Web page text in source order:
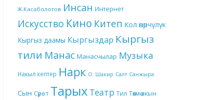
Ж.Касаболотов Инсан Интернет
Искусство Кино Китеп Кол өнөрчүлүк
Кыргыз даамы Кыргыздар Кыргыз
тили Манас Манасчылар Музыка
Накыл кептер Нарк О. Шакир Салт Санжыра
Сын Сүрөт Тарых Театр Тил Төкмө акын